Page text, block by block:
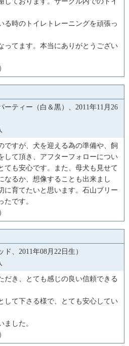
る時のトイレトレーニングを頑張っ
ってます。本当にありがとうござい
ーティー（白＆黒）、2011年11月26
ですが、犬を迎える為の準備や、飼
して頂き、アフターフォローについ
ても安心です。また、母犬も見せて
なるか、想像することも出来まし
に育てたいと思います。石山ブリー
たです。
、2011年08月22日生）
だき、とても感じの良い信頼できる
して下さる様で、とても安心してい
ました。